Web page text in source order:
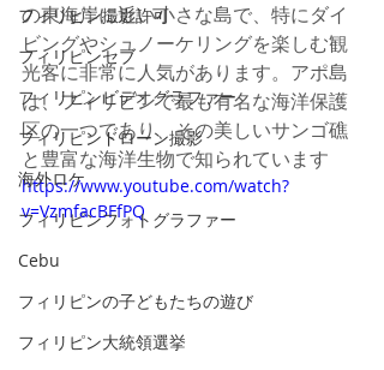
フィリピン撮影許可
フィリピンセブ
フィリピンビデオグラファー
フィリピンドローン撮影
海外ロケ
フィリピンフォトグラファー
Cebu
フィリピンの子どもたちの遊び
フィリピン大統領選挙
の東海岸に近い小さな島で、特にダイ
ビングやシュノーケリングを楽しむ観
光客に非常に人気があります。アポ島
は、フィリピンで最も有名な海洋保護
区の一つであり、その美しいサンゴ礁
と豊富な海洋生物で知られています
https://www.youtube.com/watch?
v=VzmfacBFfPQ